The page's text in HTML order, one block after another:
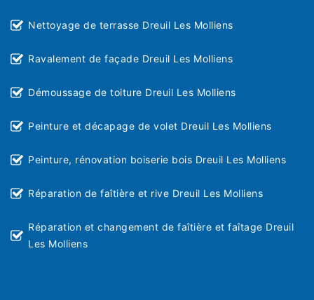
Nettoyage de terrasse Dreuil Les Molliens
Ravalement de façade Dreuil Les Molliens
Démoussage de toiture Dreuil Les Molliens
Peinture et décapage de volet Dreuil Les Molliens
Peinture, rénovation boiserie bois Dreuil Les Molliens
Réparation de faîtière et rive Dreuil Les Molliens
Réparation et changement de faîtière et faîtage Dreuil
Les Molliens